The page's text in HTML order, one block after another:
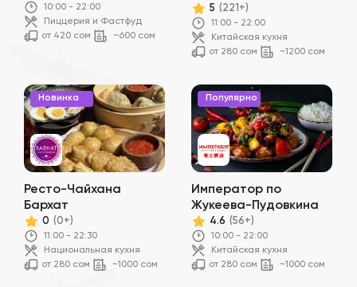
10:00 - 22:00
Пиццерия и Фастфуд
от 420 сом
~600 сом
5 (221+)
11:00 - 22:00
Китайская кухня
от 280 сом
~1200 сом
Новинка
Ресто-Чайхана
Бархат
0 (0+)
11:00 - 22:30
Национальная кухня
от 280 сом
~1000 сом
Популярно
Император по
Жукеева-Пудовкина
4.6 (56+)
10:00 - 22:00
Китайская кухня
от 280 сом
~1000 сом